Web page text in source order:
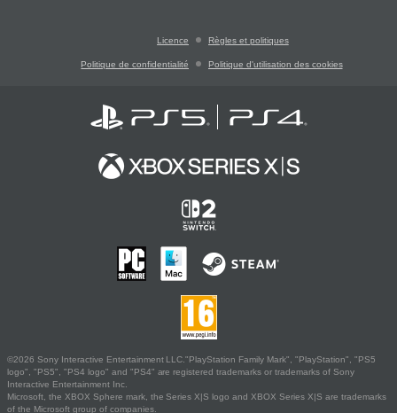
Licence Règles et politiques
Politique de confidentialité Politique d'utilisation des cookies
©2026 Sony Interactive Entertainment LLC."PlayStation Family Mark", "PlayStation", "PS5
logo", "PS5", "PS4 logo" and "PS4" are registered trademarks or trademarks of Sony
Interactive Entertainment Inc.
Microsoft, the XBOX Sphere mark, the Series X|S logo and XBOX Series X|S are trademarks
of the Microsoft group of companies.